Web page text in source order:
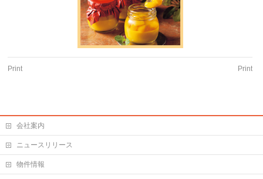
Print Print
会社案内
ニュースリリース
物件情報